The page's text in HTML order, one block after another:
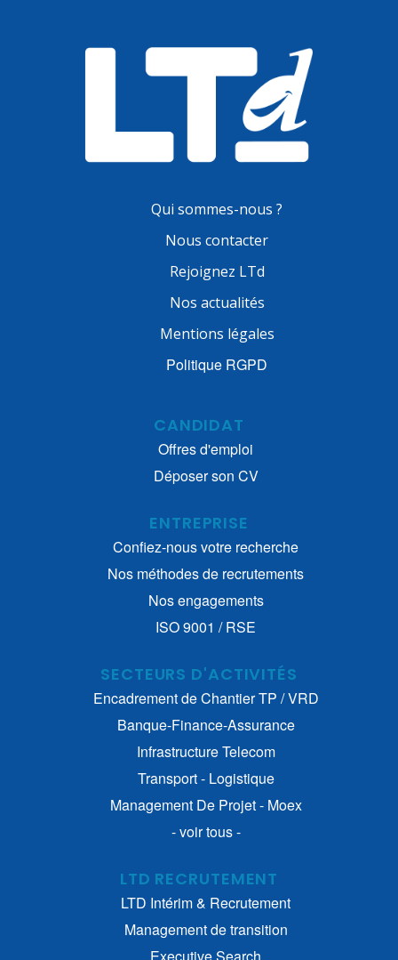
Qui sommes-nous ?
Nous contacter
Rejoignez LTd
Nos actualités
Mentions légales
Politique RGPD
CANDIDAT
Offres d'emploi
Déposer son CV
ENTREPRISE
Confiez-nous votre recherche
Nos méthodes de recrutements
Nos engagements
ISO 9001 / RSE
SECTEURS D'ACTIVITÉS
Encadrement de Chantier TP / VRD
Banque-Finance-Assurance
Infrastructure Telecom
Transport - Logistique
Management De Projet - Moex
- voir tous -
LTD RECRUTEMENT
LTD Intérim & Recrutement
Management de transition
Executive Search